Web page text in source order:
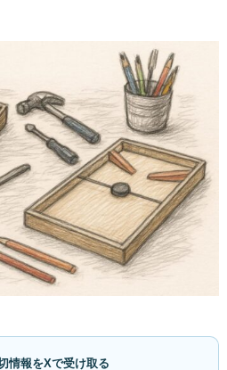
情報をXで受け取る